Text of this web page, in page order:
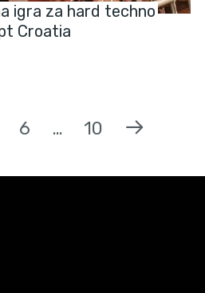
igra za hard techno
Croatia
6 … 10